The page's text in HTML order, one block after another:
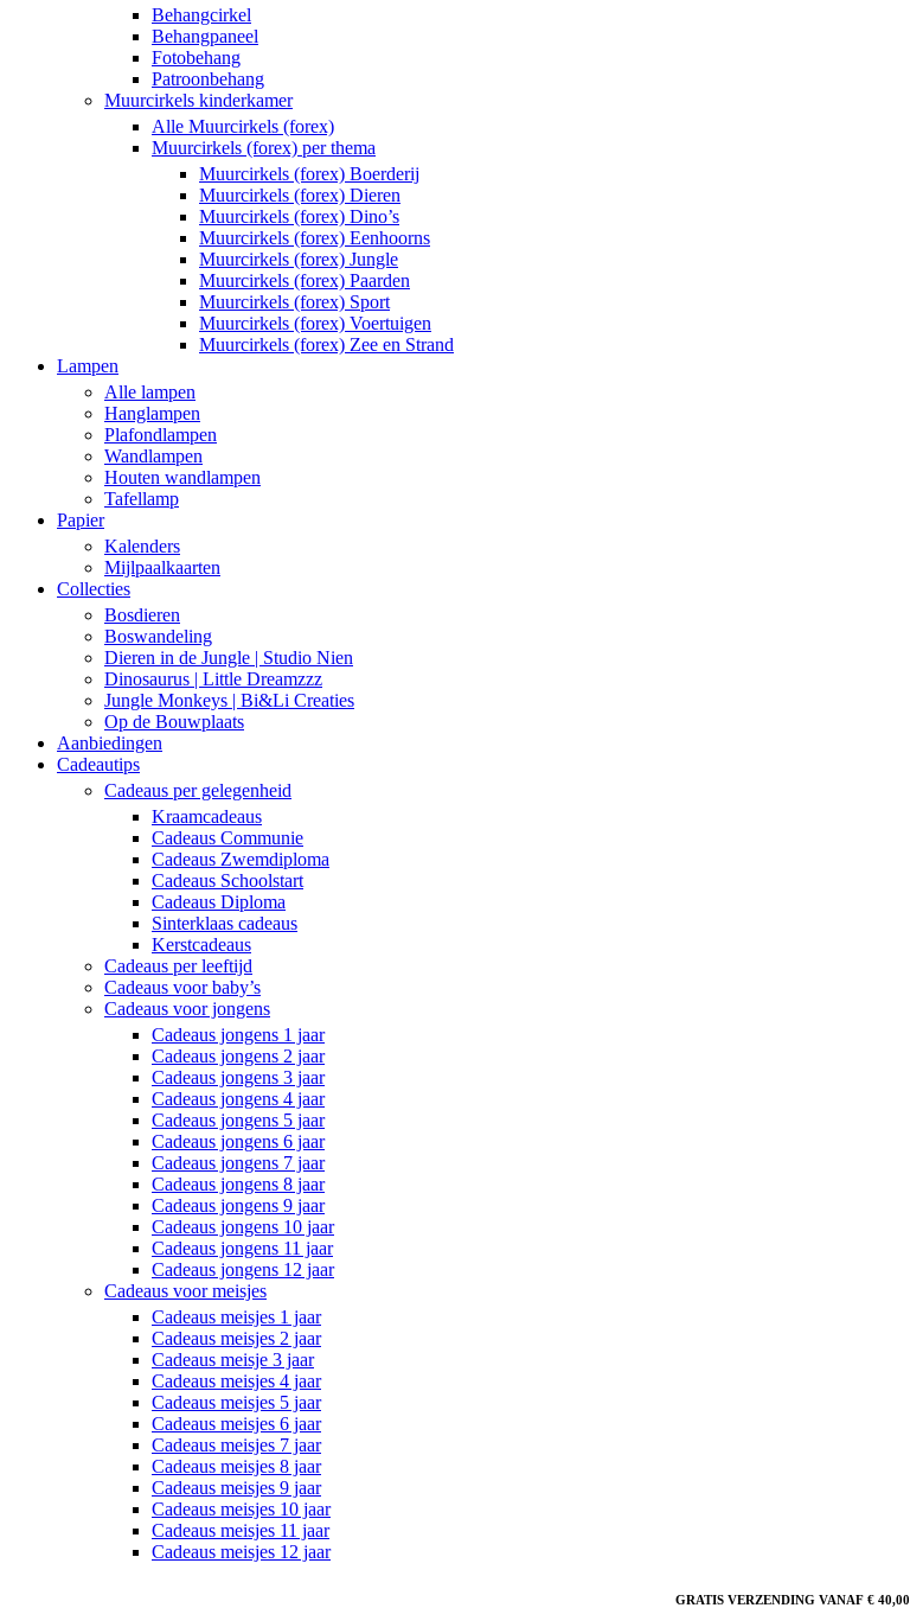
Behangcirkel
Behangpaneel
Fotobehang
Patroonbehang
Muurcirkels kinderkamer
Alle Muurcirkels (forex)
Muurcirkels (forex) per thema
Muurcirkels (forex) Boerderij
Muurcirkels (forex) Dieren
Muurcirkels (forex) Dino’s
Muurcirkels (forex) Eenhoorns
Muurcirkels (forex) Jungle
Muurcirkels (forex) Paarden
Muurcirkels (forex) Sport
Muurcirkels (forex) Voertuigen
Muurcirkels (forex) Zee en Strand
Lampen
Alle lampen
Hanglampen
Plafondlampen
Wandlampen
Houten wandlampen
Tafellamp
Papier
Kalenders
Mijlpaalkaarten
Collecties
Bosdieren
Boswandeling
Dieren in de Jungle | Studio Nien
Dinosaurus | Little Dreamzzz
Jungle Monkeys | Bi&Li Creaties
Op de Bouwplaats
Aanbiedingen
Cadeautips
Cadeaus per gelegenheid
Kraamcadeaus
Cadeaus Communie
Cadeaus Zwemdiploma
Cadeaus Schoolstart
Cadeaus Diploma
Sinterklaas cadeaus
Kerstcadeaus
Cadeaus per leeftijd
Cadeaus voor baby’s
Cadeaus voor jongens
Cadeaus jongens 1 jaar
Cadeaus jongens 2 jaar
Cadeaus jongens 3 jaar
Cadeaus jongens 4 jaar
Cadeaus jongens 5 jaar
Cadeaus jongens 6 jaar
Cadeaus jongens 7 jaar
Cadeaus jongens 8 jaar
Cadeaus jongens 9 jaar
Cadeaus jongens 10 jaar
Cadeaus jongens 11 jaar
Cadeaus jongens 12 jaar
Cadeaus voor meisjes
Cadeaus meisjes 1 jaar
Cadeaus meisjes 2 jaar
Cadeaus meisje 3 jaar
Cadeaus meisjes 4 jaar
Cadeaus meisjes 5 jaar
Cadeaus meisjes 6 jaar
Cadeaus meisjes 7 jaar
Cadeaus meisjes 8 jaar
Cadeaus meisjes 9 jaar
Cadeaus meisjes 10 jaar
Cadeaus meisjes 11 jaar
Cadeaus meisjes 12 jaar
GRATIS VERZENDING VANAF € 40,00